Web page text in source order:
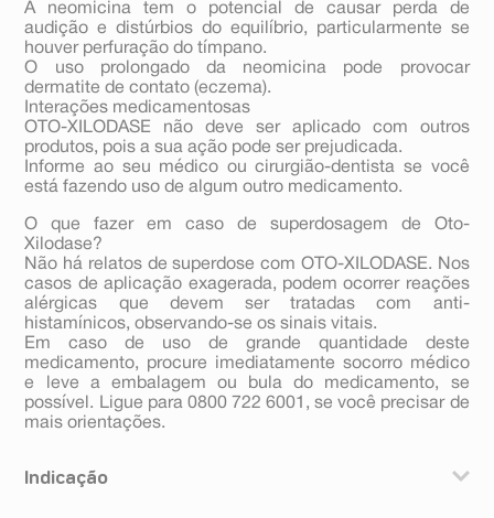
A neomicina tem o potencial de causar perda de
audição e distúrbios do equilíbrio, particularmente se
houver perfuração do tímpano.
O uso prolongado da neomicina pode provocar
dermatite de contato (eczema).
Interações medicamentosas
OTO-XILODASE não deve ser aplicado com outros
produtos, pois a sua ação pode ser prejudicada.
Informe ao seu médico ou cirurgião-dentista se você
está fazendo uso de algum outro medicamento.
O que fazer em caso de superdosagem de Oto-
Xilodase?
Não há relatos de superdose com OTO-XILODASE. Nos
casos de aplicação exagerada, podem ocorrer reações
alérgicas que devem ser tratadas com anti-
histamínicos, observando-se os sinais vitais.
Em caso de uso de grande quantidade deste
medicamento, procure imediatamente socorro médico
e leve a embalagem ou bula do medicamento, se
possível. Ligue para 0800 722 6001, se você precisar de
mais orientações.
Indicação